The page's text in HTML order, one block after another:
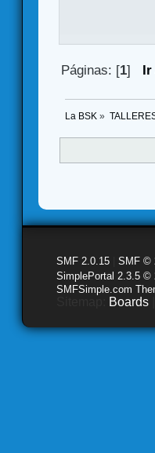
Páginas: [1] Ir
La BSK »
SMF 2.0.15 SMF ©
SimplePortal 2.3.5 ©
SMFSimple.com
Boards